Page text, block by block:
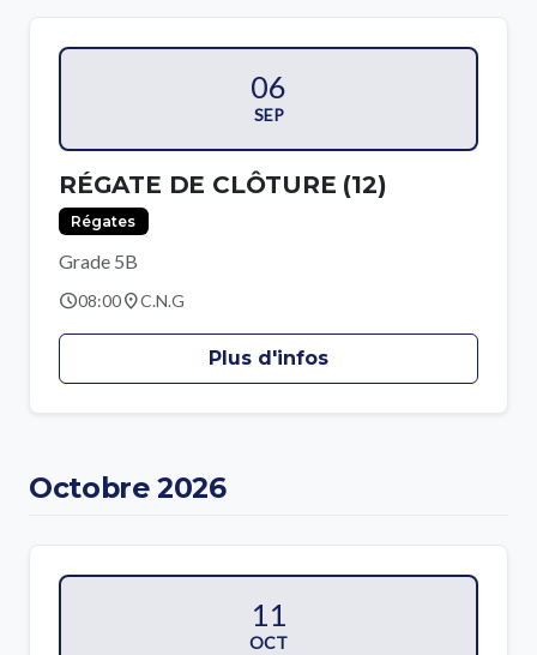
06
SEP
RÉGATE DE CLÔTURE (12)
Régates
Grade 5B
schedule08:00location_onC.N.G
Plus d'infos
Octobre 2026
11
OCT